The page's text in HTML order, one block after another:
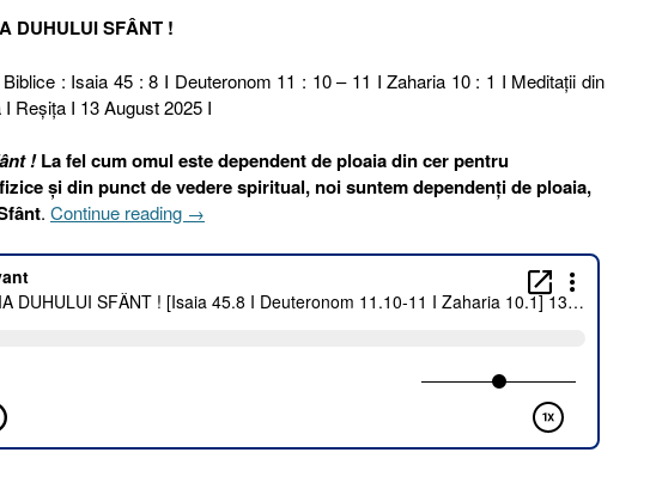
DUHULUI SFÂNT !
: Isaia 45 : 8 I Deuteronom 11 : 10 – 11 I Zaharia 10 : 1 I Meditaţii din
Reşiţa I 13 August 2025 I
! La fel cum omul este dependent de ploaia din cer pentru
și din punct de vedere spiritual, noi suntem dependenți de ploaia,
. Continue reading „225
2025.
DUHULUI
I
→